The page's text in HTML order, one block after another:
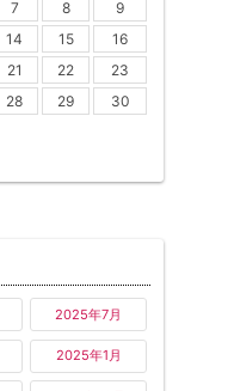
7 8
9
14 15
16
21 22
23
28 29
30
2025年7月
2025年1月